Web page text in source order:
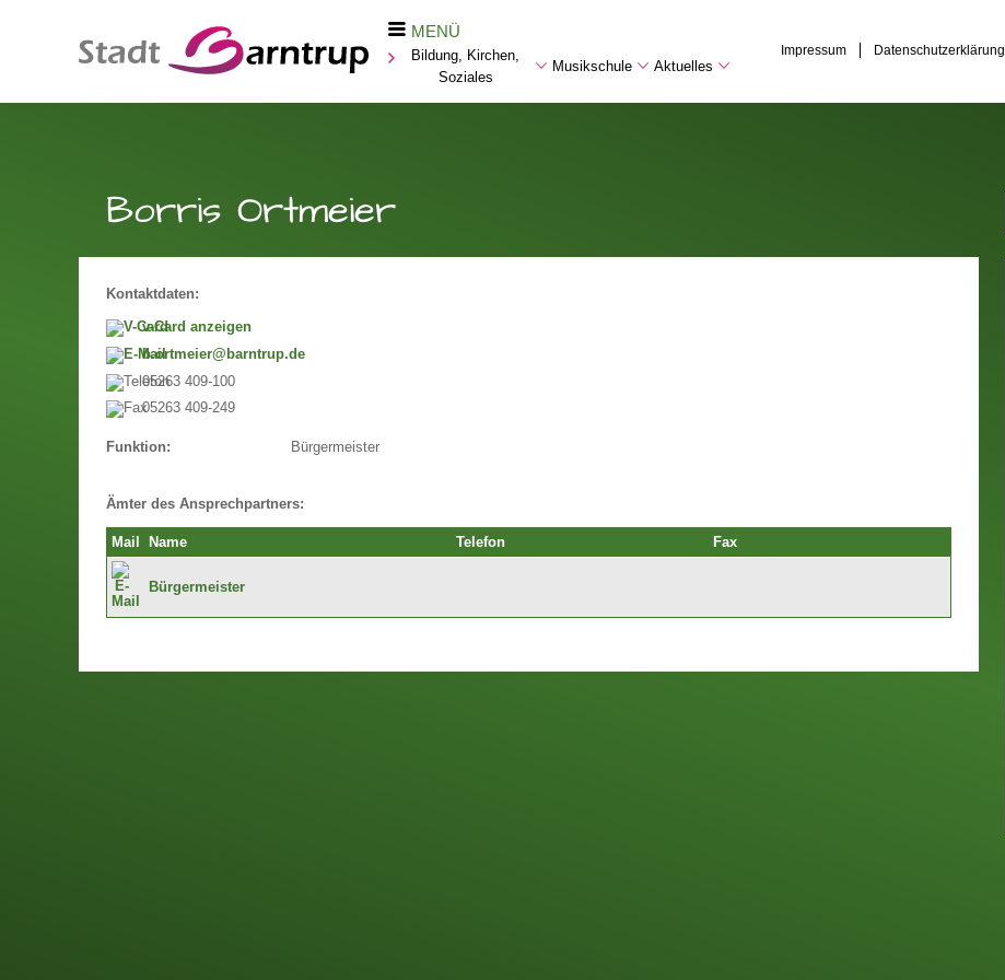
MENÜ
Bildung, Kirchen,
Soziales
Musikschule Aktuelles
Impressum Datenschutzerklärung
Borris Ortmeier
Kontaktdaten:
v-Card anzeigen
b.ortmeier@barntrup.de
05263 409-100
05263 409-249
Funktion: Bürgermeister
Ämter des Ansprechpartners:
Mail Name Telefon Fax
Bürgermeister